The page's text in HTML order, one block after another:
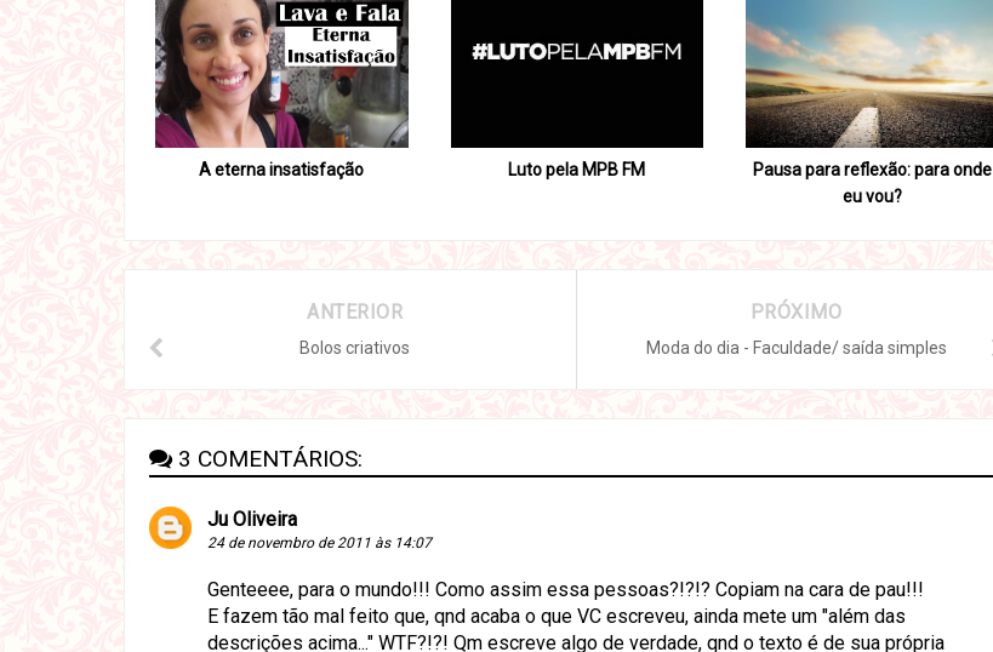
A eterna insatisfação Luto pela MPB FM
Pausa para reflexão: para onde
eu vou?
PRÓXIMO
Moda do dia - Faculdade/ saída simples
ANTERIOR
Bolos criativos
3 COMENTÁRIOS:
Ju Oliveira
24 de novembro de 2011 às 14:07
Genteeee, para o mundo!!! Como assim essa pessoas?!?!? Copiam na cara de pau!!!
E fazem tão mal feito que, qnd acaba o que VC escreveu, ainda mete um "além das
descrições acima..." WTF?!?! Qm escreve algo de verdade, qnd o texto é de sua própria